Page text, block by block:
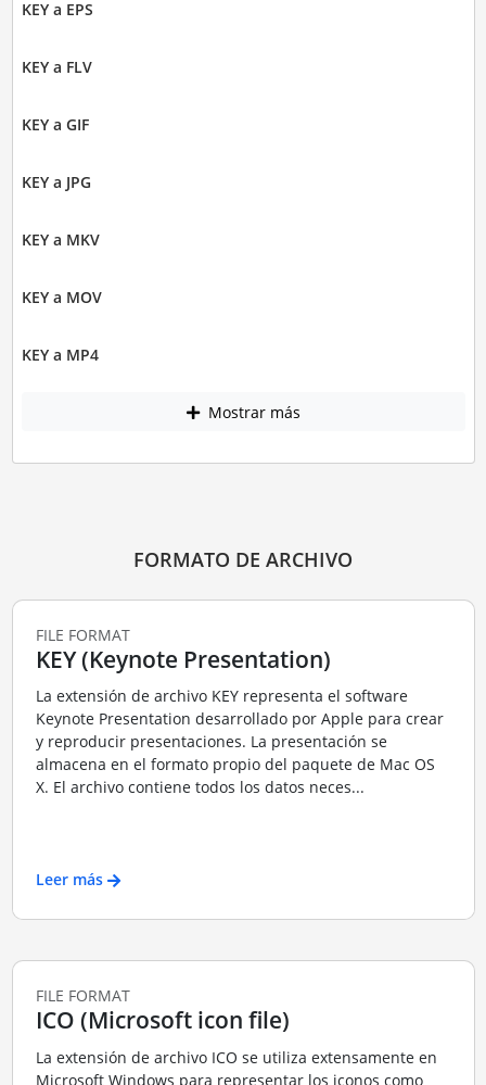
KEY a EPS
KEY a FLV
KEY a GIF
KEY a JPG
KEY a MKV
KEY a MOV
KEY a MP4
Mostrar más
FORMATO DE ARCHIVO
FILE FORMAT
KEY (Keynote Presentation)
La extensión de archivo KEY representa el software
Keynote Presentation desarrollado por Apple para crear
y reproducir presentaciones. La presentación se
almacena en el formato propio del paquete de Mac OS
X. El archivo contiene todos los datos neces...
Leer más
FILE FORMAT
ICO (Microsoft icon file)
La extensión de archivo ICO se utiliza extensamente en
Microsoft Windows para representar los iconos como